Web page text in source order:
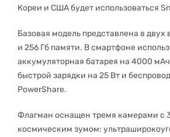
Кореи и США будет использоваться
Базовая модель представлена в двух
и 256 Гб памяти. В смартфоне
аккумуляторная батарея на 4000
быстрой зарядки на 25 Вт и
PowerShare.
Флагман оснащен тремя камерами с
космическим зумом: